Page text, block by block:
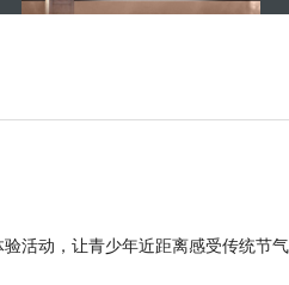
活动，让青少年近距离感受传统节